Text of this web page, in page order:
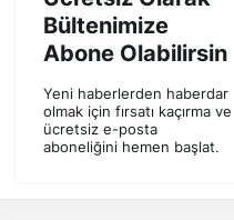
Bültenimize
Abone Olabilirsin
Yeni haberlerden haberdar
olmak için fırsatı kaçırma ve
ücretsiz e-posta
aboneliğini hemen başlat.